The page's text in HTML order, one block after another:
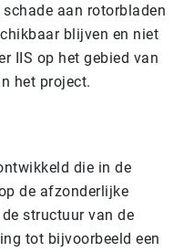
aan rotorbladen
blijven en niet
IIS op het gebied van
het project.
die in de
de afzonderlijke
structuur van de
tot bijvoorbeeld een